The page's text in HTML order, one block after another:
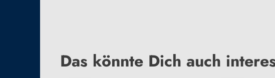
Das könnte Dich auch